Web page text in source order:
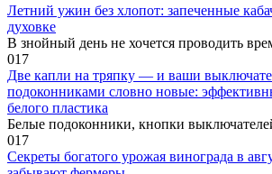
Летний ужин без хлопот: запеченные
духовке
В знойный день не хочется проводить
017
Две капли на тряпку — и ваши
подоконниками словно новые:
белого пластика
Белые подоконники, кнопки
017
Секреты богатого урожая винограда в